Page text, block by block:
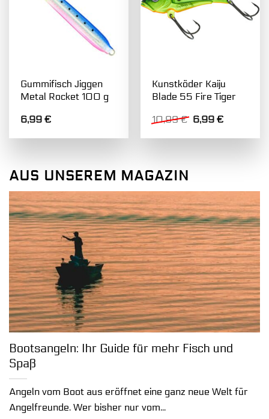
Gummifisch Jiggen
Metal Rocket 100 g
6,99€
Kunstköder Kaiju
Blade 55 Fire Tiger
10,99€ Ursprünglicher
war:
6,99€Aktueller
ist:
AUS UNSEREM MAGAZIN
Bootsangeln: Ihr Guide für mehr Fisch und
Spaß
Angeln vom Boot aus eröffnet eine ganz neue Welt für
Angelfreunde. Wer bisher nur vom...